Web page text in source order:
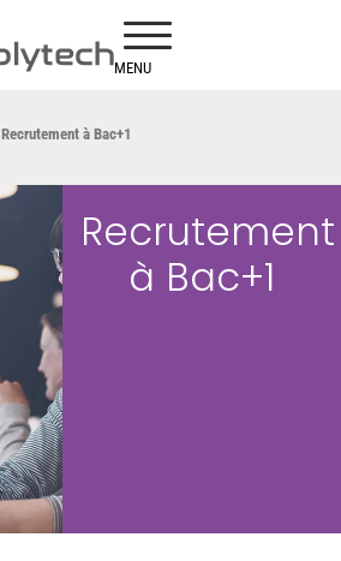
MENU
Recrutement à Bac+1
Recrutement
à Bac+1